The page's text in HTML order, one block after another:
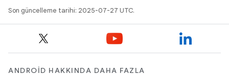
Son güncelleme tarihi: 2025-07-27 UTC.
ANDROID HAKKINDA DAHA FAZLA